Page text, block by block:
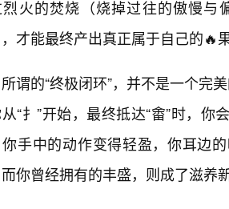
火的焚烧（烧掉过往的傲慢与
才能最终产出真正属于自己的🔥
所谓的“终极闭环”，并不是一个完
“扌”开始，最终抵达“畬”时，
手中的动作变得轻盈，你耳边
你曾经拥有的丰盛，则成了滋养